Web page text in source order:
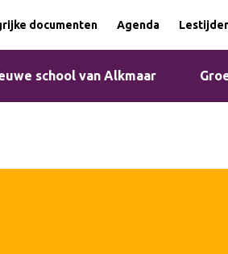
documenten Agenda
school van Alkmaar